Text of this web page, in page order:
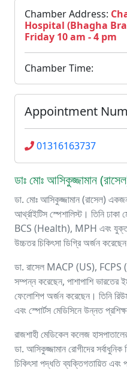
Chamber Address:
Hospital (Bhagha
Friday 10 am - 4 pm
Chamber Time:
Appointment
01316163737
ডাঃ মোঃ আসিকুজ্জামান
ডা. মোঃ আসিকুজ্জামান (রাসেল)
আর্থ্রাইটিস স্পেশালিস্ট। তিনি
BCS (Health), MPH এবং
উচ্চতর চিকিৎসা ডিগ্রি অর্জন
ডা. রাসেল MACP (US),
সম্পন্ন করেছেন, পাশাপাশি ভারতের
ফেলোশিপ অর্জন করেছেন। তিনি
এবং স্পোর্টস মেডিসিনে উন্নত
রাজশাহী মেডিকেল কলেজ
ডা. আসিকুজ্জামান রোগীদের
চিকিৎসা পদ্ধতি ব্যক্তিগতায়িত এবং